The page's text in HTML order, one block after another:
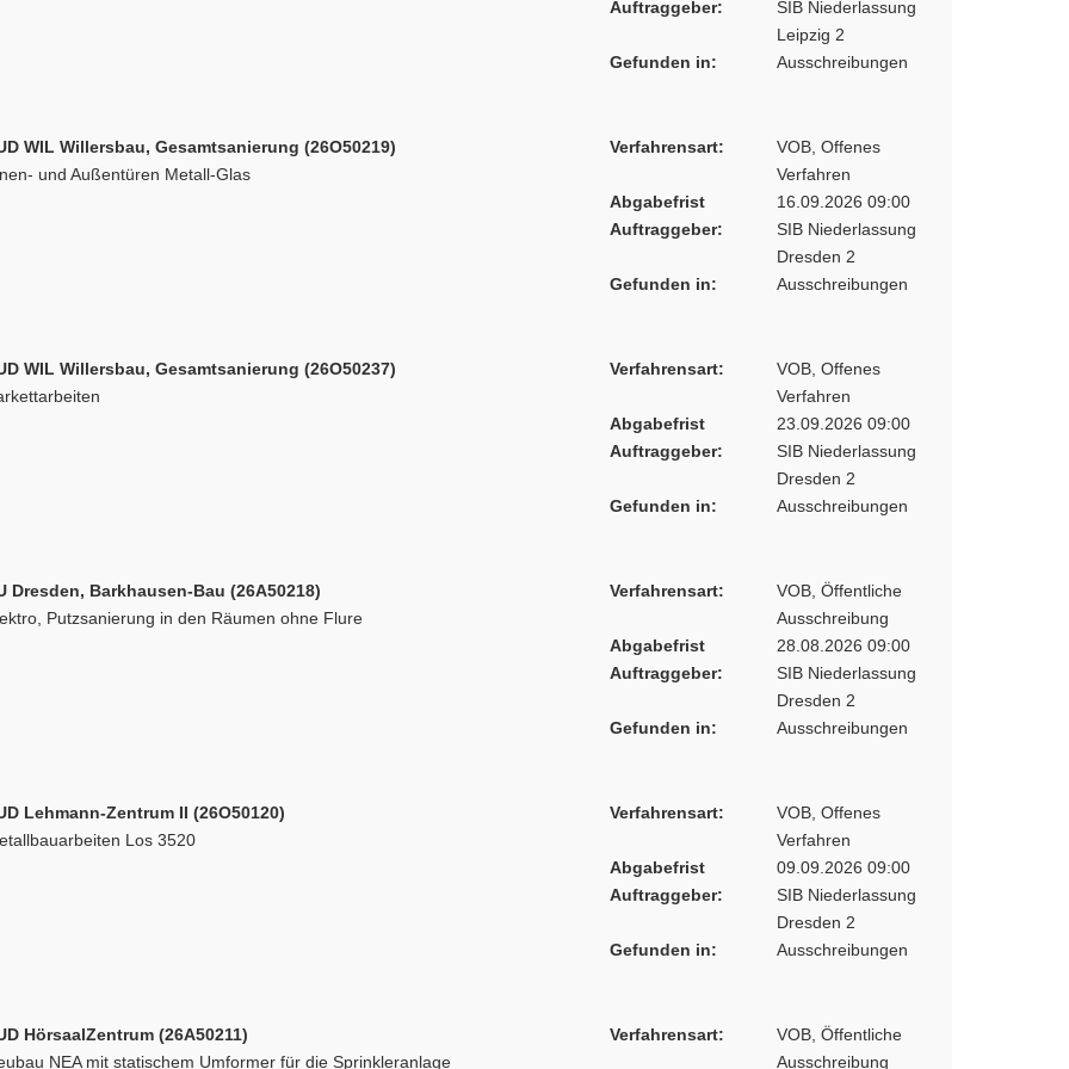
Auftraggeber:
SIB Niederlassung
Leipzig 2
Gefunden in:
Ausschreibungen
WIL Willersbau, Gesamtsanierung (26O50219)
und Außentüren Metall-Glas
Verfahrensart:
VOB, Offenes
Verfahren
Abgabefrist
16.09.2026 09:00
Auftraggeber:
SIB Niederlassung
Dresden 2
Gefunden in:
Ausschreibungen
WIL Willersbau, Gesamtsanierung (26O50237)
Verfahrensart:
VOB, Offenes
Verfahren
Abgabefrist
23.09.2026 09:00
Auftraggeber:
SIB Niederlassung
Dresden 2
Gefunden in:
Ausschreibungen
Dresden, Barkhausen-Bau (26A50218)
Putzsanierung in den Räumen ohne Flure
Verfahrensart:
VOB, Öffentliche
Ausschreibung
Abgabefrist
28.08.2026 09:00
Auftraggeber:
SIB Niederlassung
Dresden 2
Gefunden in:
Ausschreibungen
Lehmann-Zentrum II (26O50120)
Los 3520
Verfahrensart:
VOB, Offenes
Verfahren
Abgabefrist
09.09.2026 09:00
Auftraggeber:
SIB Niederlassung
Dresden 2
Gefunden in:
Ausschreibungen
HörsaalZentrum (26A50211)
NEA mit statischem Umformer für die Sprinkleranlage
Verfahrensart:
VOB, Öffentliche
Ausschreibung